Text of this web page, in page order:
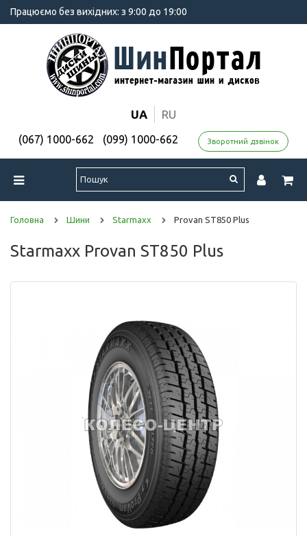
Працюємо без вихідних: з 9:00 до 19:00
UA RU
(067) 1000-662 (099) 1000-662 Зворотний дзвінок
Головна Шини Starmaxx Provan ST850 Plus
Starmaxx Provan ST850 Plus